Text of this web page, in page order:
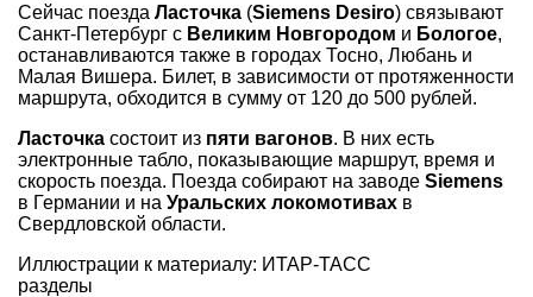
Сейчас поезда Ласточка (Siemens Desiro) связывают
Санкт-Петербург с Великим Новгородом и Бологое,
останавливаются также в городах Тосно, Любань и
Малая Вишера. Билет, в зависимости от протяженности
маршрута, обходится в сумму от 120 до 500 рублей.
Ласточка состоит из пяти вагонов. В них есть
электронные табло, показывающие маршрут, время и
скорость поезда. Поезда собирают на заводе Siemens
в Германии и на Уральских локомотивах в
Свердловской области.
Иллюстрации к материалу: ИТАР-ТАСС
разделы